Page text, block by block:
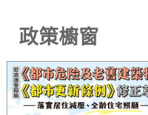
政策櫥窗
《都市危險及老舊建築物加